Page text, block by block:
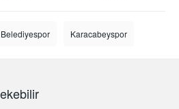
Karacabeyspor